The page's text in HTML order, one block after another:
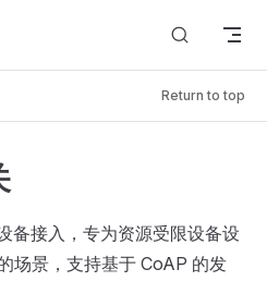
Return to top
备接入，专为资源受限设备设
场景，支持基于 CoAP 的发